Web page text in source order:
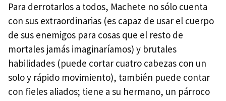
Para derrotarlos a todos, Machete no sólo cuenta
con sus extraordinarias (es capaz de usar el cuerpo
de sus enemigos para cosas que el resto de
mortales jamás imaginaríamos) y brutales
habilidades (puede cortar cuatro cabezas con un
solo y rápido movimiento), también puede contar
con fieles aliados; tiene a su hermano, un párroco